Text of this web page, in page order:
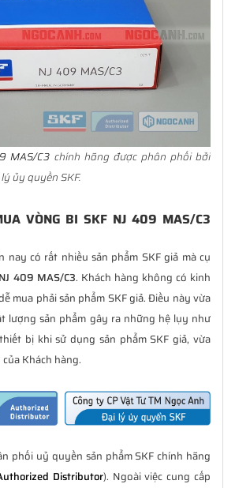
MAS/C3 chính hãng được phân phối bởi
ủy quyền SKF.
VÒNG BI SKF NJ 409 MAS/C3
có rất nhiều sản phẩm SKF giả mà cụ
409 MAS/C3. Khách hàng không có kinh
mua phải sản phẩm SKF giả. Điều này vừa
lượng sản phẩm gây ra những hệ lụy như
bị khi sử dụng sản phẩm SKF giả, vừa
Khách hàng.
phối uỷ quyền sản phẩm SKF chính hãng
Distributor). Ngoài việc cung cấp